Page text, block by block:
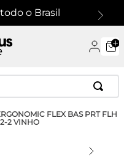
o Brasil
FLEX BAS PRT FLH
2 VINHO